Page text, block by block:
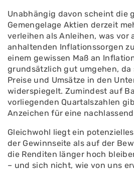
Unabhängig davon scheint die
Gemengelage Aktien derzeit
verleihen als Anleihen, was vor
anhaltenden Inflationssorgen
einem gewissen Maß an
grundsätzlich gut umgehen, da
Preise und Umsätze in den
widerspiegelt. Zumindest auf
vorliegenden Quartalszahlen
Anzeichen für eine
Gleichwohl liegt ein
der Gewinnseite als auf der
die Renditen länger hoch
– und sich nicht, wie von uns